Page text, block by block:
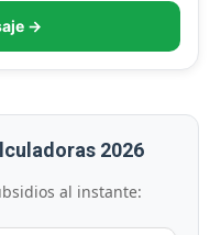
→
2026
al instante: